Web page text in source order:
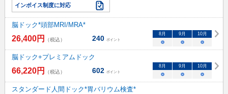
インボイス制度に対応
脳ドック*頭部MRI/MRA*
26,400円 （税込） 240 ポイント
8月 9月 10月
○ ○ ○
脳ドック+プレミアムドック
66,220円 （税込） 602 ポイント
8月 9月 10月
○ ○ ○
スタンダード人間ドック*胃バリウム検査*